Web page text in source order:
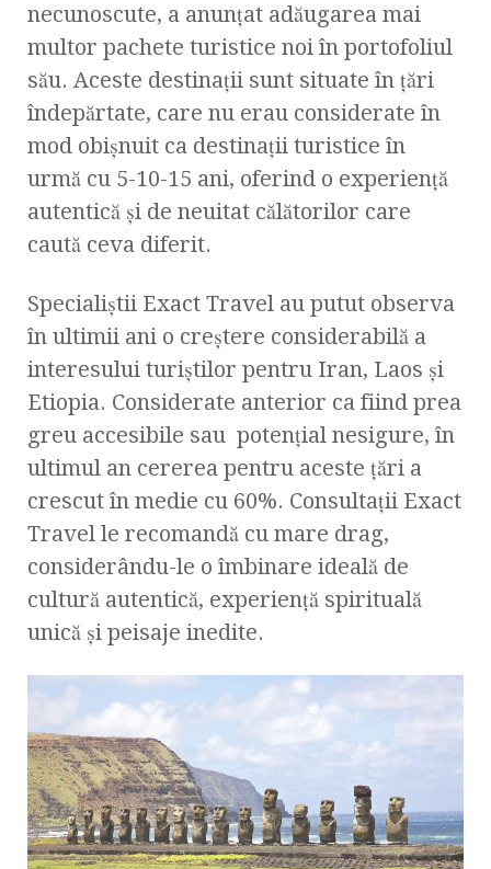
necunoscute, a anunțat adăugarea mai
multor pachete turistice noi în portofoliul
său. Aceste destinații sunt situate în țări
îndepărtate, care nu erau considerate în
mod obișnuit ca destinații turistice în
urmă cu 5-10-15 ani, oferind o experiență
autentică și de neuitat călătorilor care
caută ceva diferit.
Specialiștii Exact Travel au putut observa
în ultimii ani o creștere considerabilă a
interesului turiștilor pentru Iran, Laos și
Etiopia. Considerate anterior ca fiind prea
greu accesibile sau potențial nesigure, în
ultimul an cererea pentru aceste țări a
crescut în medie cu 60%. Consultații Exact
Travel le recomandă cu mare drag,
considerându-le o îmbinare ideală de
cultură autentică, experiență spirituală
unică și peisaje inedite.